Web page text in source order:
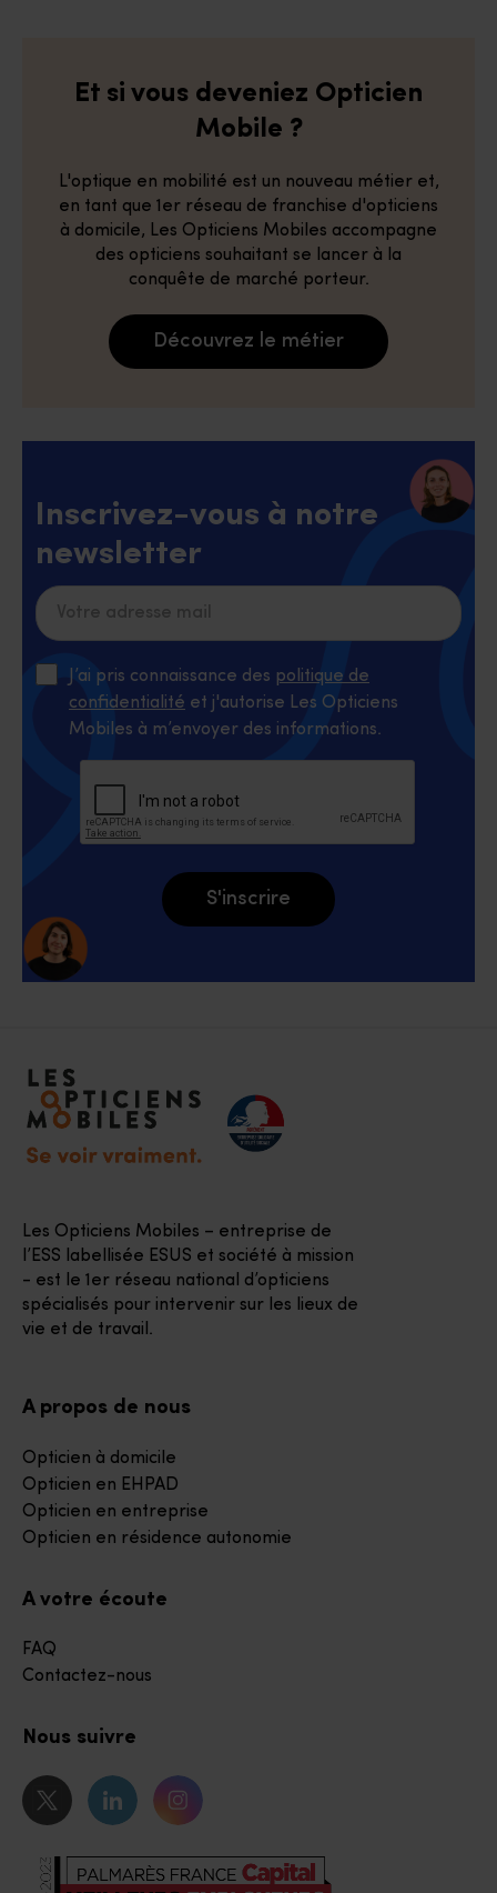
Et si vous deveniez Opticien
Mobile ?
L'optique en mobilité est un nouveau métier et,
en tant que 1er réseau de franchise d'opticiens
à domicile, Les Opticiens Mobiles accompagne
des opticiens souhaitant se lancer à la
conquête de marché porteur.
Découvrez le métier
Inscrivez-vous à notre
newsletter
J’ai pris connaissance des politique de
confidentialité et j'autorise Les Opticiens
Mobiles à m’envoyer des informations.
S'inscrire
Accéder à notre page d'accueil
Les Opticiens Mobiles – entreprise de
l’ESS labellisée ESUS et société à mission
- est le 1er réseau national d’opticiens
spécialisés pour intervenir sur les lieux de
vie et de travail.
A votre écoute
FAQ
Contactez-nous
A propos de nous
Opticien à domicile
Opticien en EHPAD
Opticien en entreprise
Opticien en résidence autonomie
Nous suivre
Notre page Twitter
Notre page Linkedin
Notre page Instagram